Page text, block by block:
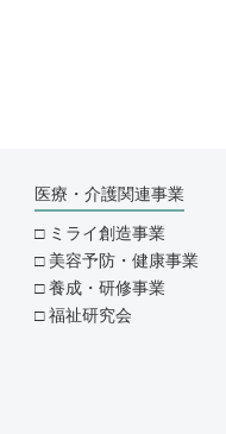
医療・介護関連事業
ミライ創造事業
美容予防・健康事業
養成・研修事業
福祉研究会